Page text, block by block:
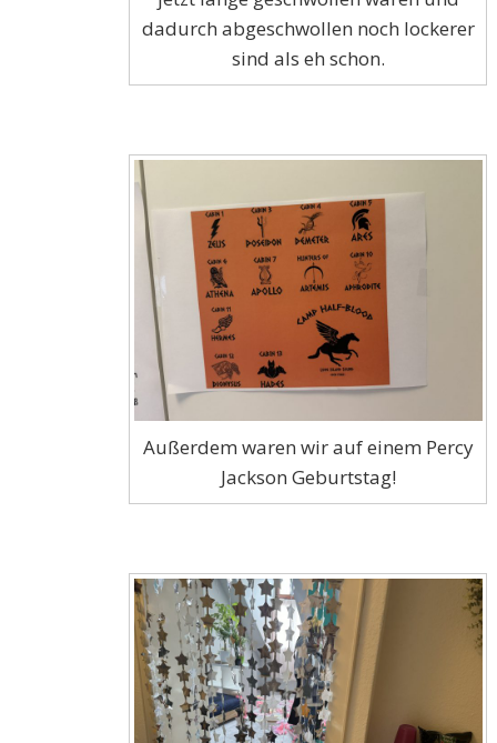
dadurch abgeschwollen noch lockerer
sind als eh schon.
Außerdem waren wir auf einem Percy
Jackson Geburtstag!